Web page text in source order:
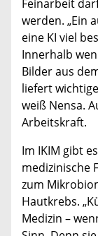
Feinarbeit
werden. „Ein
eine KI viel
Innerhalb
Bilder aus
liefert
weiß Nensa.
Arbeitskraft.
Im IKIM gibt
medizinische
zum
Hautkrebs.
Medizin –